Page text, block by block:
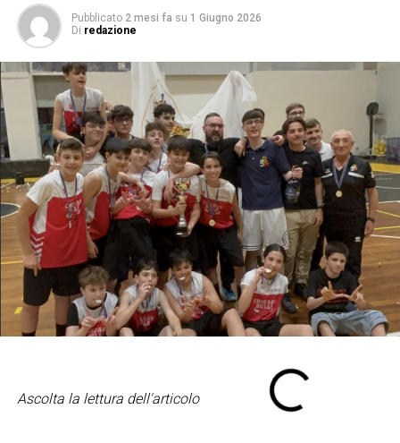
Pubblicato 2 mesi fa su 1 Giugno 2026
Di redazione
Ascolta la lettura dell'articolo